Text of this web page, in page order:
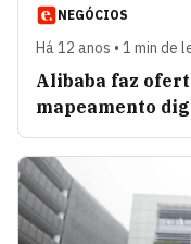
NEGÓCIOS
Há 12 anos • 1 min de
Alibaba faz
mapeamento